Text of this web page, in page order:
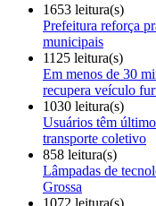
1653 leitura(s)
Prefeitura reforça
municipais
1125 leitura(s)
Em menos de 30
recupera veículo
1030 leitura(s)
Usuários têm
transporte coletivo
858 leitura(s)
Lâmpadas de
Grossa
1072 leitura(s)